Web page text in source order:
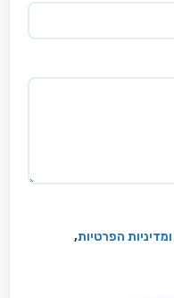
ומדיניות הפרטיות,